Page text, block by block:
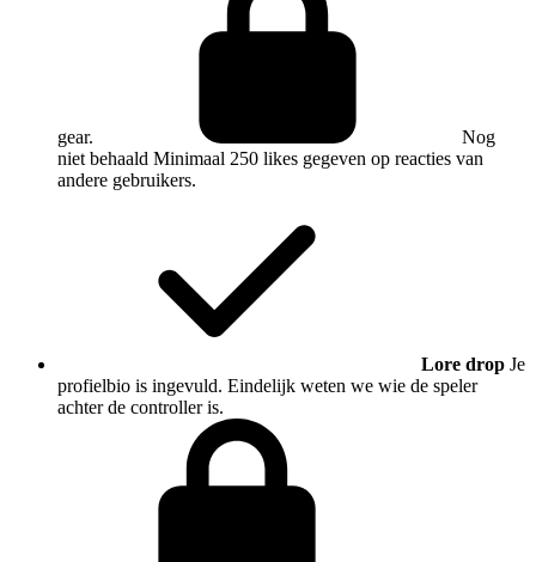
gear.
Nog
niet behaald Minimaal 250 likes gegeven op reacties van
andere gebruikers.
Lore drop Je
profielbio is ingevuld. Eindelijk weten we wie de speler
achter de controller is.